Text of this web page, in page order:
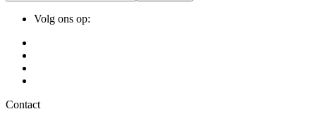
Volg ons op:
Contact